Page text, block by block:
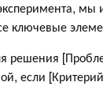
мы
ключевые
решения
если